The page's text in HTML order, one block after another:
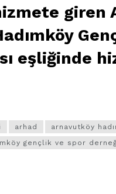
giren
eşliğinde
arhad arnavutköy
gençlik ve spor